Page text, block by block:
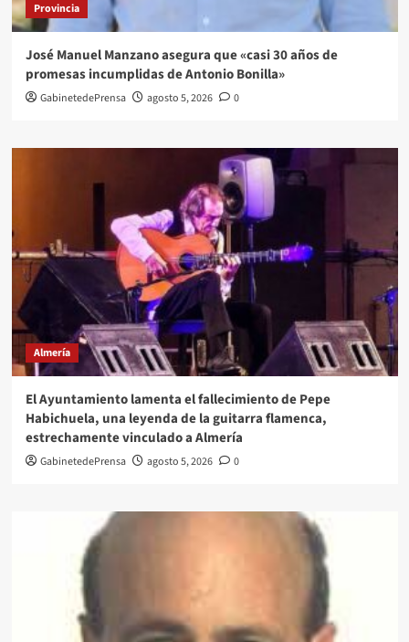
Provincia
José Manuel Manzano asegura que «casi 30 años de
promesas incumplidas de Antonio Bonilla»
GabinetedePrensa agosto 5, 2026 0
Almería
El Ayuntamiento lamenta el fallecimiento de Pepe
Habichuela, una leyenda de la guitarra flamenca,
estrechamente vinculado a Almería
GabinetedePrensa agosto 5, 2026 0